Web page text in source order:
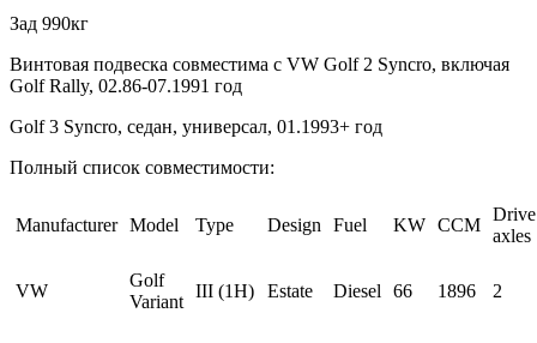
Зад 990кг
Винтовая подвеска совместима с VW Golf 2 Syncro, включая
Golf Rally, 02.86-07.1991 год
Golf 3 Syncro, седан, универсал, 01.1993+ год
Полный список совместимости:
Manufacturer Model Type Design Fuel KW CCM
Drive
axles
VW
Golf
Variant
III (1H) Estate Diesel 66 1896 2